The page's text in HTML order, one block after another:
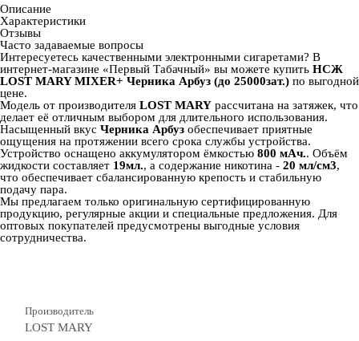
Описание
Характеристики
Отзывы
Часто задаваемые вопросы
Интересуетесь качественными электронными сигаретами? В
интернет‑магазине «Первый Табачный» вы можете купить НСЖ
LOST MARY MIXER+ Черника Арбуз (до 25000зат.) по выгодной
цене.
Модель от производителя LOST MARY рассчитана на затяжек, что
делает её отличным выбором для длительного использования.
Насыщенный вкус Черника Арбуз обеспечивает приятные
ощущения на протяжении всего срока службы устройства.
Устройство оснащено аккумулятором ёмкостью 800 мАч.. Объём
жидкости составляет 19мл., а содержание никотина - 20 мл/см3,
что обеспечивает сбалансированную крепость и стабильную
подачу пара.
Мы предлагаем только оригинальную сертифицированную
продукцию, регулярные акции и специальные предложения. Для
оптовых покупателей предусмотрены выгодные условия
сотрудничества.
Производитель
LOST MARY